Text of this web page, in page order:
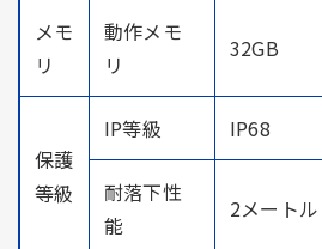
メモ
リ
動作メモ
リ
32GB
保護
等級
IP等級 IP68
耐落下性
能
2メートル